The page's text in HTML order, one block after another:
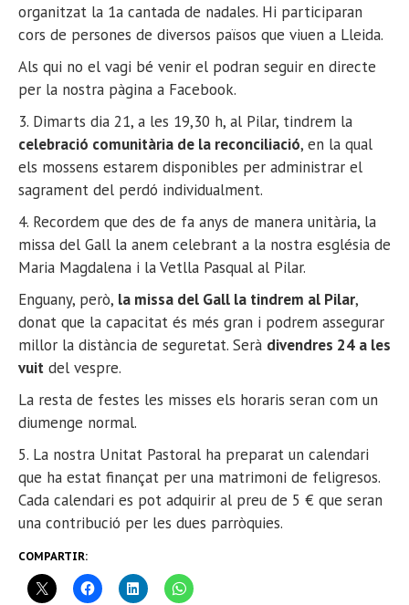
organitzat la 1a cantada de nadales. Hi participaran
cors de persones de diversos països que viuen a Lleida.
Als qui no el vagi bé venir el podran seguir en directe
per la nostra pàgina a Facebook.
3. Dimarts dia 21, a les 19,30 h, al Pilar, tindrem la
celebració comunitària de la reconciliació, en la qual
els mossens estarem disponibles per administrar el
sagrament del perdó individualment.
4. Recordem que des de fa anys de manera unitària, la
missa del Gall la anem celebrant a la nostra església de
Maria Magdalena i la Vetlla Pasqual al Pilar.
Enguany, però, la missa del Gall la tindrem al Pilar,
donat que la capacitat és més gran i podrem assegurar
millor la distància de seguretat. Serà divendres 24 a les
vuit del vespre.
La resta de festes les misses els horaris seran com un
diumenge normal.
5. La nostra Unitat Pastoral ha preparat un calendari
que ha estat finançat per una matrimoni de feligresos.
Cada calendari es pot adquirir al preu de 5 € que seran
una contribució per les dues parròquies.
COMPARTIR: